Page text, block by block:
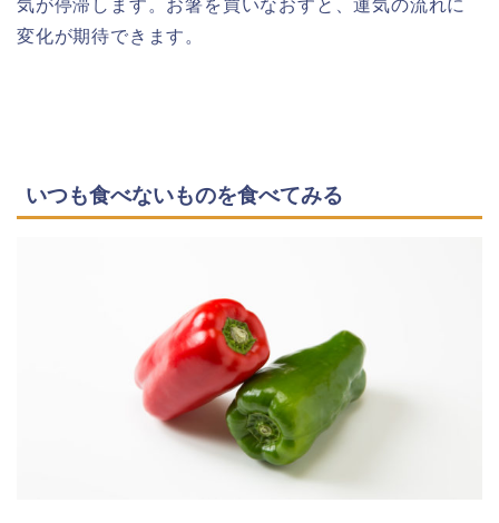
気が停滞します。お箸を買いなおすと、運気の流れに
変化が期待できます。
いつも食べないものを食べてみる